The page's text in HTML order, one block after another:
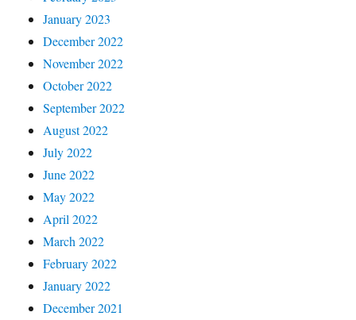
January 2023
December 2022
November 2022
October 2022
September 2022
August 2022
July 2022
June 2022
May 2022
April 2022
March 2022
February 2022
January 2022
December 2021